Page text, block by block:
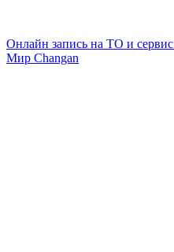
Онлайн запись на ТО и сервис
Мир Changan